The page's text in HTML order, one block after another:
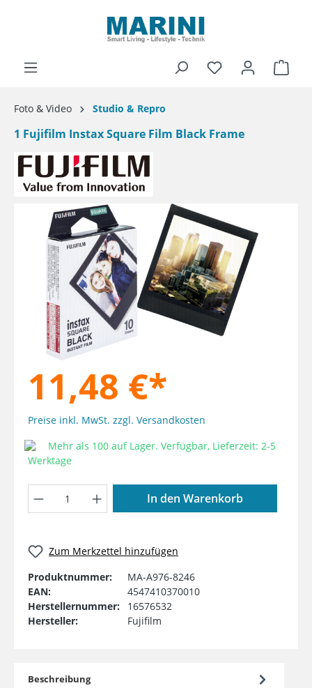
Foto & Video Studio & Repro
1 Fujifilm Instax Square Film Black Frame
Bildergalerie überspringen
11,48 €*
Preise inkl. MwSt. zzgl. Versandkosten
Mehr als 100 auf Lager. Verfügbar, Lieferzeit: 2-5
Werktage
Produkt Anzahl: Gib den
In den Warenkorb
Zum Merkzettel hinzufügen
Produktnummer:
MA-A976-8246
EAN:
4547410370010
Herstellernummer:
16576532
Hersteller:
Fujifilm
Beschreibung